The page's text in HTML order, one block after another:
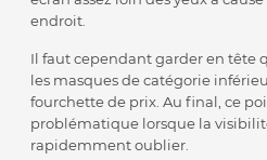
endroit.
Il faut cependant garder en tête
les masques de catégorie
fourchette de prix. Au final, ce
problématique lorsque la
rapidemment oublier.